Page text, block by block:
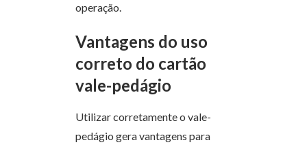
operação.
Vantagens do uso
correto do cartão
vale-pedágio
Utilizar corretamente o vale-
pedágio gera vantagens para